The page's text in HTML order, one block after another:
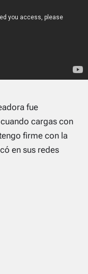
fue
cargas con
firme con la
en sus redes